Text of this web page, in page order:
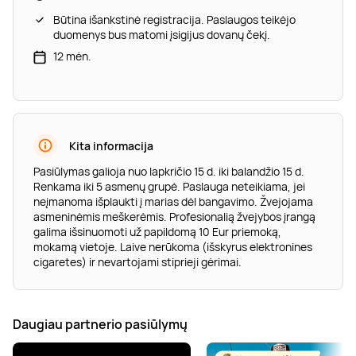
Būtina išankstinė registracija. Paslaugos teikėjo
duomenys bus matomi įsigijus dovanų čekį.
12 mėn.
Kita informacija
Pasiūlymas galioja nuo lapkričio 15 d. iki balandžio 15 d.
Renkama iki 5 asmenų grupė. Paslauga neteikiama, jei
neįmanoma išplaukti į marias dėl bangavimo. Žvejojama
asmeninėmis meškerėmis. Profesionalią žvejybos įrangą
galima išsinuomoti už papildomą 10 Eur priemoką,
mokamą vietoje. Laive nerūkoma (išskyrus elektronines
cigaretes) ir nevartojami stiprieji gėrimai.
Daugiau partnerio pasiūlymų